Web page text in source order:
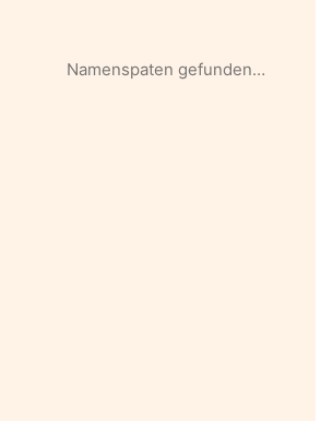
Namenspaten gefunden…